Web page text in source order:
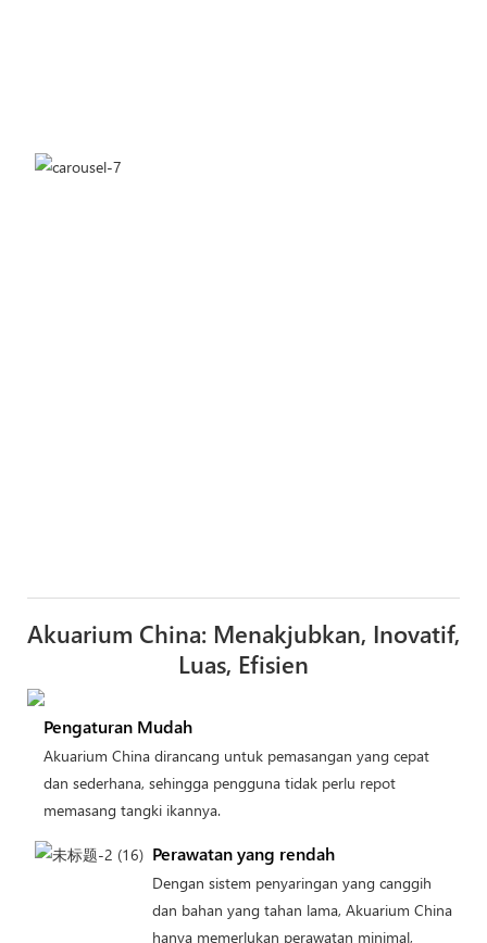
Akuarium China: Menakjubkan, Inovatif,
Luas, Efisien
Pengaturan Mudah
Akuarium China dirancang untuk pemasangan yang cepat
dan sederhana, sehingga pengguna tidak perlu repot
memasang tangki ikannya.
Perawatan yang rendah
Dengan sistem penyaringan yang canggih
dan bahan yang tahan lama, Akuarium China
hanya memerlukan perawatan minimal,